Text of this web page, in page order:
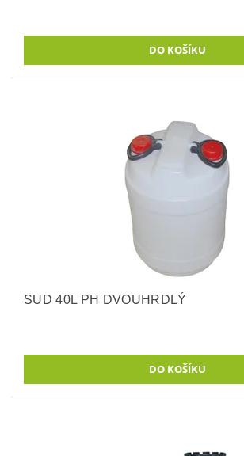
SUD 40L PH DVOUHRDLÝ